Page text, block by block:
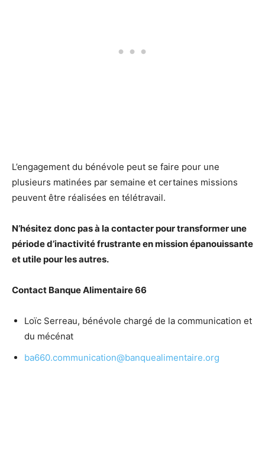
L’engagement du bénévole peut se faire pour une
plusieurs matinées par semaine et certaines missions
peuvent être réalisées en télétravail.
N’hésitez donc pas à la contacter pour transformer une
période d’inactivité frustrante en mission épanouissante
et utile pour les autres.
Contact Banque Alimentaire 66
Loïc Serreau, bénévole chargé de la communication et
du mécénat
ba660.communication@banquealimentaire.org